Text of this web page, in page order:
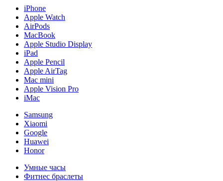
iPhone
Apple Watch
AirPods
MacBook
Apple Studio Display
iPad
Apple Pencil
Apple AirTag
Mac mini
Apple Vision Pro
iMac
Samsung
Xiaomi
Google
Huawei
Honor
Умные часы
Фитнес браслеты